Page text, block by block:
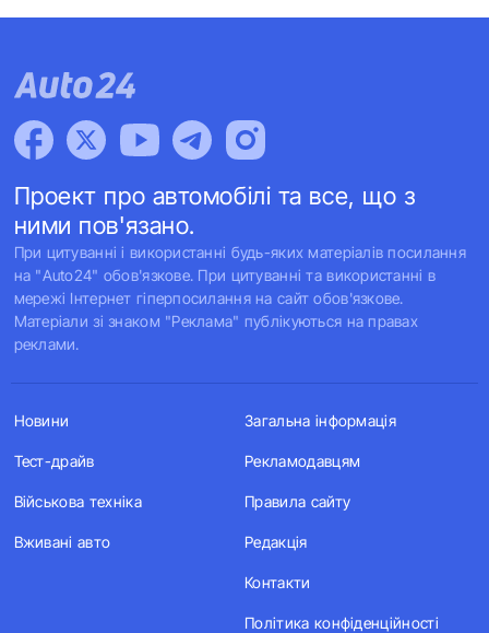
Проект про автомобілі та все, що з
ними пов'язано.
При цитуванні і використанні будь-яких матеріалів посилання
на "Auto24" обов'язкове. При цитуванні та використанні в
мережі Інтернет гіперпосилання на сайт обов'язкове.
Матеріали зі знаком "Реклама" публікуються на правах
реклами.
Новини
Тест-драйв
Військова техніка
Вживані авто
Загальна інформація
Рекламодавцям
Правила сайту
Редакція
Контакти
Політика конфіденційності